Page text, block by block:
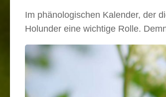
Im phänologischen Kalender, der
Holunder eine wichtige Rolle.